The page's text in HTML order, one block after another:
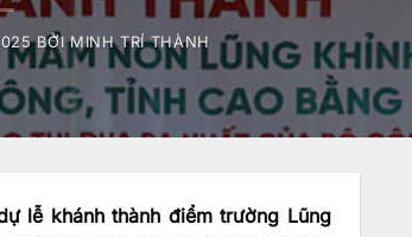
BỞIMINH TRÍ THÀNH
lễ khánh thành điểm trường Lũng